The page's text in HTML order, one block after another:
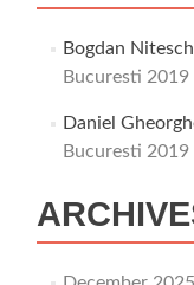
Bogdan Nitesch
Bucuresti 2019
Daniel
Bucuresti 2019